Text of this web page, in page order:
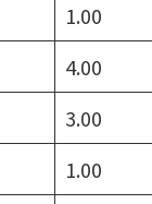
1.00
4.00
3.00
1.00